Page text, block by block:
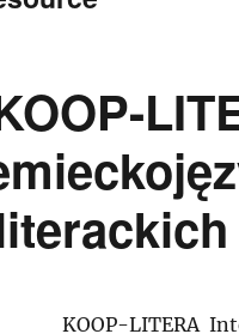
KOOP-LITERA